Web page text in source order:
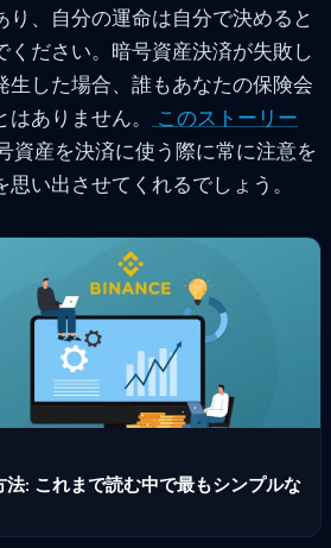
り、自分の運命は自分で決めると
ください。暗号資産決済が失敗し
生した場合、誰もあなたの保険会
ありません。
このストーリー
資産を決済に使う際に常に注意を
い出させてくれるでしょう。
: これまで読む中で最もシンプルな